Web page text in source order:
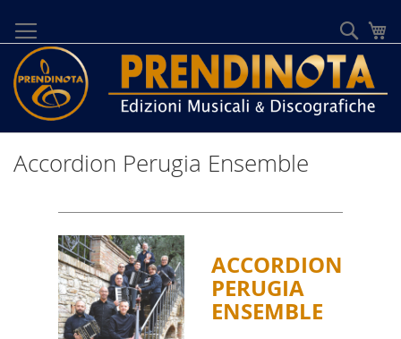
al
contenuto
Cerca
Accordion Perugia Ensemble
ACCORDION
PERUGIA
ENSEMBLE